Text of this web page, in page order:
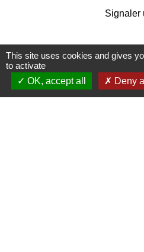
Signaler
This site uses cookies and gives
to activate
OK, accept all
Deny